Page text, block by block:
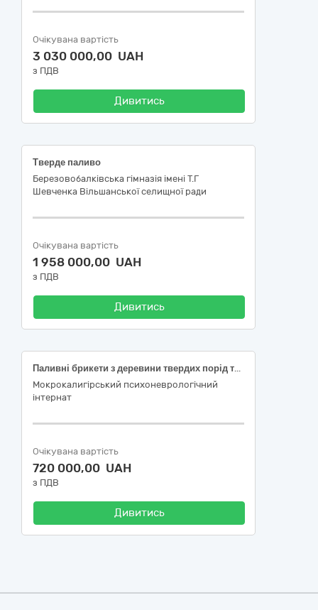
Очікувана вартість
3 030 000,00 UAH
з ПДВ
Дивитись
Тверде паливо
Березовобалківська гімназія імені Т.Г
Шевченка Вільшанської селищної ради
Очікувана вартість
1 958 000,00 UAH
з ПДВ
Дивитись
Паливні брикети з деревини твердих порід типу Піні Кей
Мокрокалигірський психоневрологічний
інтернат
Очікувана вартість
720 000,00 UAH
з ПДВ
Дивитись